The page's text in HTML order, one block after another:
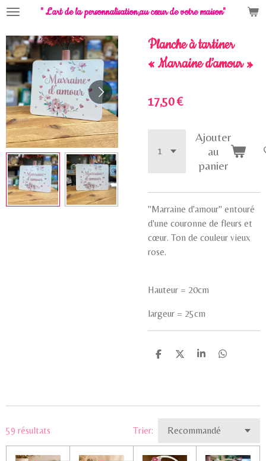
Passer
contenu
principal
" L'art de la personnalisation,au cœur de votre maison"
Planche à tartiner
« Marraine d’amour »
17,50 €
Ajouter
au
panier
"Marraine d'amour" entouré
d'une couronne de fleurs et
cœur. Ton de couleur vieux
rose.
Hauteur = 20cm
largeur = 25cm
P
g
P
g
P
g
P
g
59 résultats Trier: